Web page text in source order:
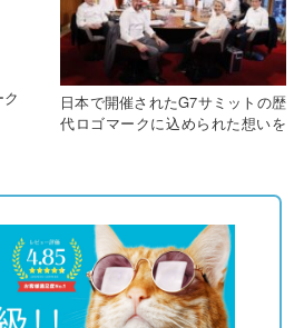
日本で開催されたG7サミットの歴
代ロゴマークに込められた想いを